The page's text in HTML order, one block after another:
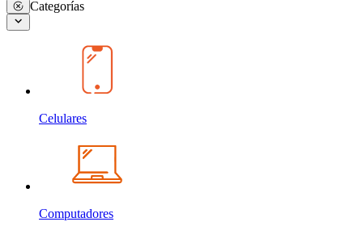
Categorías
Celulares
Computadores